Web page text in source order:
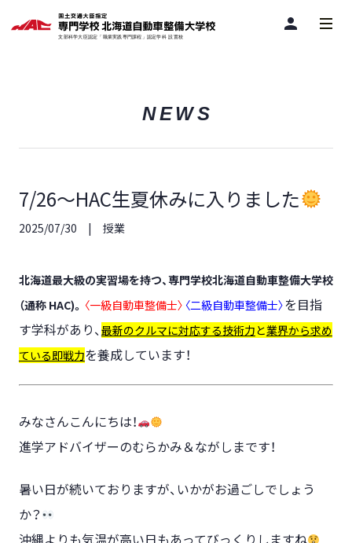
person
NEWS
7/26～HAC生夏休みに入りました
2025/07/30 授業
北海道最大級の実習場を持つ、専門学校北海道自動車整備大学校
（通称 HAC)。 〈一級自動車整備士〉 〈二級自動車整備士〉を目指
す学科があり、 最新のクルマに対応する技術力と業界から求め
ている即戦力を養成しています！
みなさんこんにちは！
進学アドバイザーのむらかみ＆ながしまです！
暑い日が続いておりますが、いかがお過ごしでしょう
か？
沖縄よりも気温が高い日もあってびっくりしますね